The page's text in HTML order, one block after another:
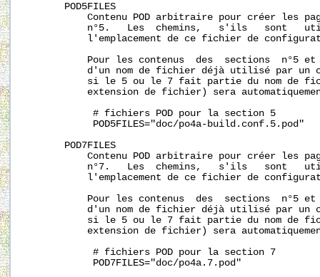
       POD5FILES
Contenu POD arbitraire pour créer les
n°5.   Les  chemins,   s'ils   sont
l'emplacement de ce fichier de
Pour les contenus  des  sections  n°5
d'un nom de fichier déjà utilisé par un
si le 5 ou le 7 fait partie du nom de
extension de fichier) sera
            # fichiers POD pour la section 5
            POD5FILES="doc/po4a-build.conf.5.pod"
       POD7FILES
Contenu POD arbitraire pour créer les
n°7.   Les  chemins,   s'ils   sont
l'emplacement de ce fichier de
Pour les contenus  des  sections  n°5
d'un nom de fichier déjà utilisé par un
si le 5 ou le 7 fait partie du nom de
extension de fichier) sera
            # fichiers POD pour la section 7
            POD7FILES="doc/po4a.7.pod"